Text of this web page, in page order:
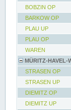
BOBZIN OP
BARKOW OP
PLAU UP
PLAU OP
WAREN
MÜRITZ-HAVEL-
STRASEN OP
STRASEN UP
DIEMITZ OP
DIEMITZ UP